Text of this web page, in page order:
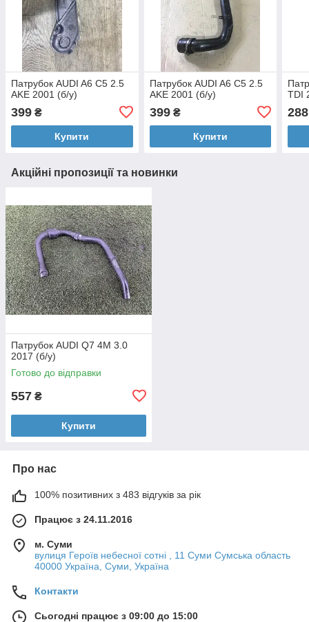
Патрубок AUDI A6 C5 2.5
AKE 2001 (б/у)
399 ₴
Купити
Патрубок AUDI A6 C5 2.5
AKE 2001 (б/у)
399₴
Купити
TDI
288
Акційні пропозиції та новинки
Патрубок AUDI Q7 4M 3.0
2017 (б/у)
Готово до відправки
557 ₴
Купити
Про нас
100% позитивних з 483 відгуків за рік
Працює з 24.11.2016
м. Суми
вулиця Героїв небесної сотні , 11 Суми Сумська область
40000 Україна, Суми, Україна
Контакти
Сьогодні працює з 09:00 до 15:00